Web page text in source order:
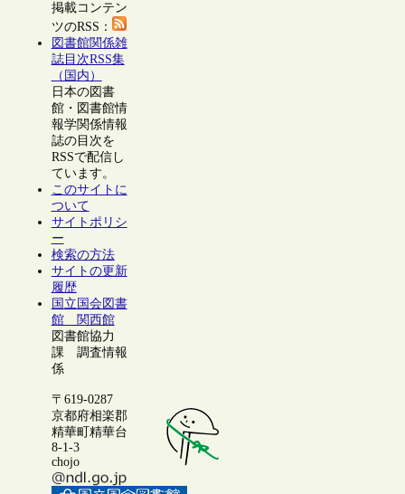
掲載コンテン
ツのRSS：
図書館関係雑
誌目次RSS集
（国内）
日本の図書
館・図書館情
報学関係情報
誌の目次を
RSSで配信し
ています。
このサイトに
ついて
サイトポリシ
ー
検索の方法
サイトの更新
履歴
国立国会図書
館 関西館
図書館協力
課 調査情報
係
〒619-0287
京都府相楽郡
精華町精華台
8-1-3
chojo